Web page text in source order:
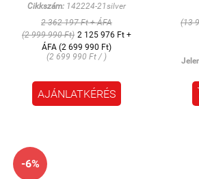
Cikkszám: 142224-21silver
2 362 197 Ft + ÁFA
(2 999 990 Ft) 2 125 976 Ft +
ÁFA (2 699 990 Ft)
(2 699 990 Ft / )
AJÁNLATKÉRÉS
(13
-6%